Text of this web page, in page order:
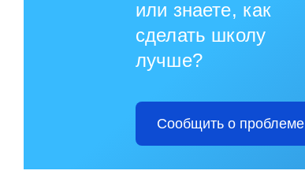
или знаете, как
сделать школу
лучше?
Сообщить о проблеме